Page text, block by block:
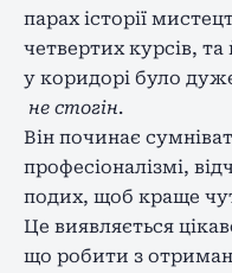
парах історії
четвертих курсів,
у коридорі було
не стогін.
Він починає
професіоналізмі,
подих, щоб краще
Це виявляється
що робити з